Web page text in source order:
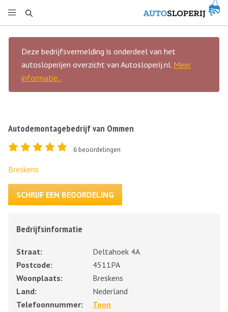
Deze bedrijfsvermelding is onderdeel van het
autosloperijen overzicht van Autosloperij.nl. Meer
informatie..
Autodemontagebedrijf van Ommen
6 beoordelingen
Breskens
SCHRIJF EEN BEOORDELING
Bedrijfsinformatie
Straat:
Deltahoek 4A
Postcode:
4511PA
Woonplaats:
Breskens
Land:
Nederland
Telefoonnummer:
Toon